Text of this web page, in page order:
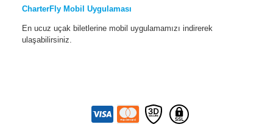
CharterFly Mobil Uygulaması
En ucuz uçak biletlerine mobil uygulamamızı indirerek
ulaşabilirsiniz.